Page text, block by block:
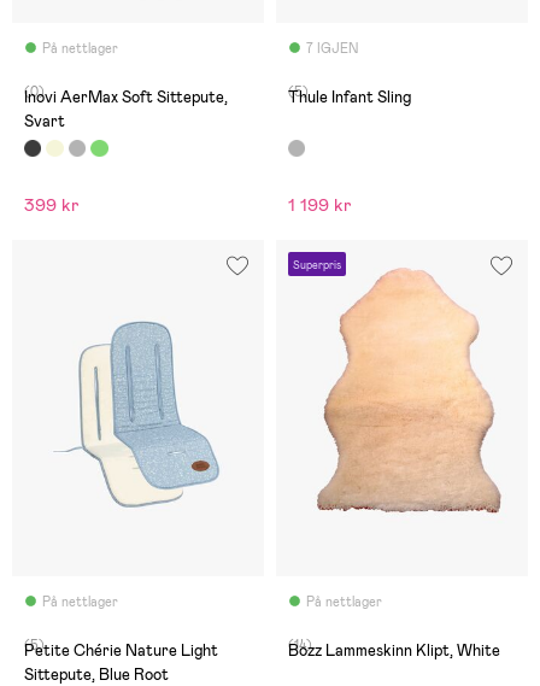
På nettlager
(0)
Inovi AerMax Soft Sittepute,
Svart
399 kr
7 IGJEN
(5)
Thule Infant Sling
1 199 kr
På nettlager
(5)
Petite Chérie Nature Light
Sittepute, Blue Root
Superpris
På nettlager
(14)
Bozz Lammeskinn Klipt, White